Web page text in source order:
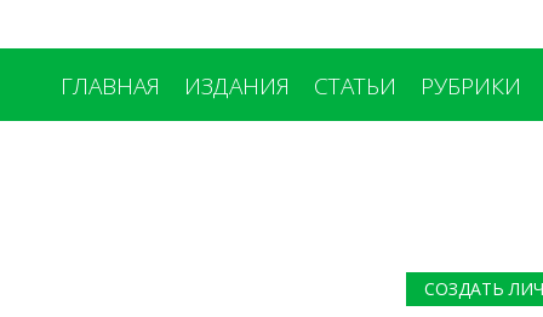
ГЛАВНАЯ ИЗДАНИЯ СТАТЬИ РУБРИКИ
СОЗДАТЬ